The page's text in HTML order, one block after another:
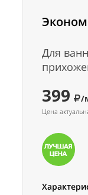
Эконом
Для
399 /
Цена